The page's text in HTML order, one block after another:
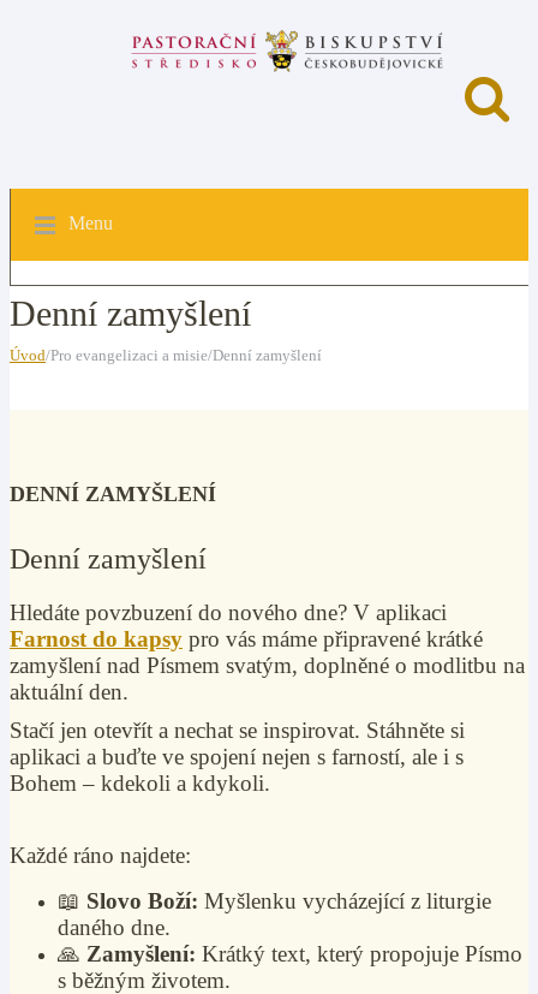
Menu
Denní zamyšlení
Úvod/Pro evangelizaci a misie/Denní zamyšlení
DENNÍ ZAMYŠLENÍ
Denní zamyšlení
Hledáte povzbuzení do nového dne? V aplikaci
Farnost do kapsy pro vás máme připravené krátké
zamyšlení nad Písmem svatým, doplněné o modlitbu na
aktuální den.
Stačí jen otevřít a nechat se inspirovat. Stáhněte si
aplikaci a buďte ve spojení nejen s farností, ale i s
Bohem – kdekoli a kdykoli.
Každé ráno najdete:
📖 Slovo Boží: Myšlenku vycházející z liturgie
daného dne.
🙏 Zamyšlení: Krátký text, který propojuje Písmo
s běžným životem.